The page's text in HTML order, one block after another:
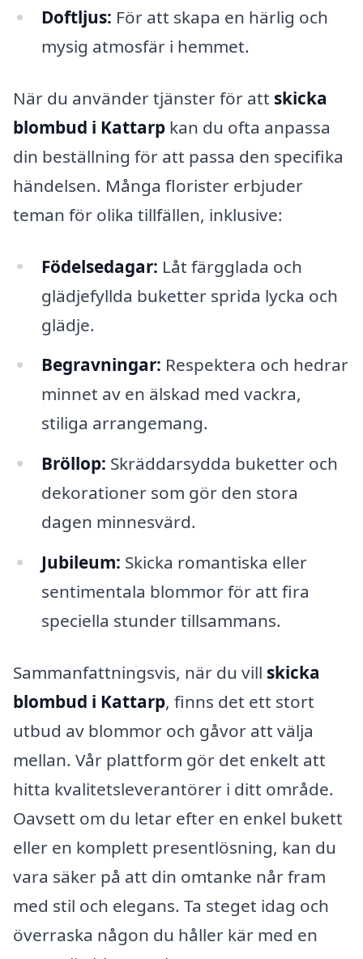
Doftljus: För att skapa en härlig och
mysig atmosfär i hemmet.
När du använder tjänster för att skicka
blombud i Kattarp kan du ofta anpassa
din beställning för att passa den specifika
händelsen. Många florister erbjuder
teman för olika tillfällen, inklusive:
Födelsedagar: Låt färgglada och
glädjefyllda buketter sprida lycka och
glädje.
Begravningar: Respektera och hedrar
minnet av en älskad med vackra,
stiliga arrangemang.
Bröllop: Skräddarsydda buketter och
dekorationer som gör den stora
dagen minnesvärd.
Jubileum: Skicka romantiska eller
sentimentala blommor för att fira
speciella stunder tillsammans.
Sammanfattningsvis, när du vill skicka
blombud i Kattarp, finns det ett stort
utbud av blommor och gåvor att välja
mellan. Vår plattform gör det enkelt att
hitta kvalitetsleverantörer i ditt område.
Oavsett om du letar efter en enkel bukett
eller en komplett presentlösning, kan du
vara säker på att din omtanke når fram
med stil och elegans. Ta steget idag och
överraska någon du håller kär med en